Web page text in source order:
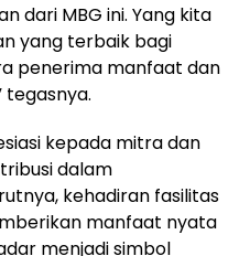
dari MBG ini. Yang kita
yang terbaik bagi
penerima manfaat dan
tegasnya.
kepada mitra dan
dalam
kehadiran fasilitas
manfaat nyata
menjadi simbol